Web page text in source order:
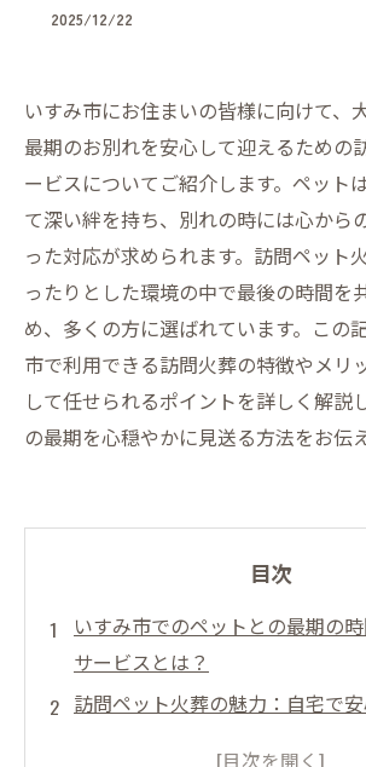
2025/12/22
いすみ市にお住まいの皆様に向けて、
最期のお別れを安心して迎えるための
ービスについてご紹介します。ペット
て深い絆を持ち、別れの時には心から
った対応が求められます。訪問ペット
ったりとした環境の中で最後の時間を
め、多くの方に選ばれています。この
市で利用できる訪問火葬の特徴やメリ
して任せられるポイントを詳しく解説
の最期を心穏やかに見送る方法をお伝
目次
いすみ市でのペットとの最期の
サービスとは？
訪問ペット火葬の魅力：自宅で